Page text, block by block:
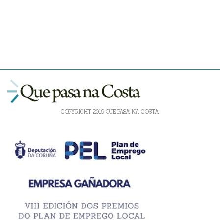
COPYRIGHT 2019 QUE PASA NA COSTA